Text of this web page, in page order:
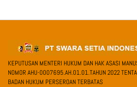
KEPUTUSAN MENTERI HUKUM DAN HAK ASASI
NOMOR AHU-0007695.AH.01.01.TAHUN 2022
BADAN HUKUM PERSEROAN TERBATAS